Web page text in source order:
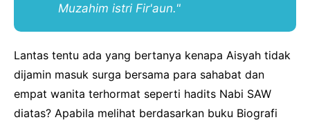
Muzahim istri Fir'aun."
Lantas tentu ada yang bertanya kenapa Aisyah tidak
dijamin masuk surga bersama para sahabat dan
empat wanita terhormat seperti hadits Nabi SAW
diatas? Apabila melihat berdasarkan buku Biografi